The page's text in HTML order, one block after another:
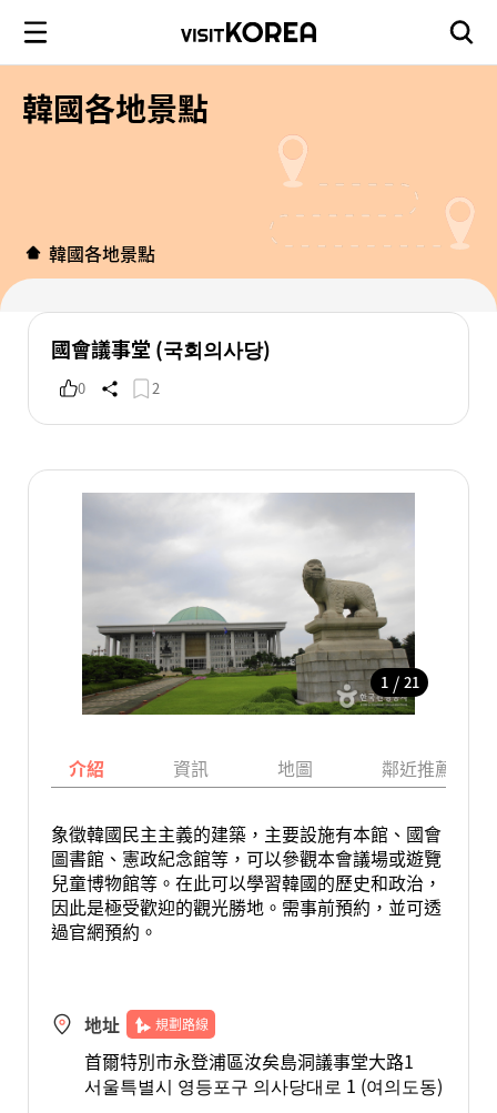
韓國各地景點
韓國各地景點
國會議事堂 (국회의사당)
0 2
1 / 21
介紹 資訊 地圖 鄰近推薦景點
象徵韓國民主主義的建築，主要設施有本館、國會
圖書館、憲政紀念館等，可以參觀本會議場或遊覽
兒童博物館等。在此可以學習韓國的歷史和政治，
因此是極受歡迎的觀光勝地。需事前預約，並可透
過官網預約。
地址 規劃路線
首爾特別市永登浦區汝矣島洞議事堂大路1
서울특별시 영등포구 의사당대로 1 (여의도동)